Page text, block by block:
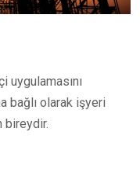
uygulamasını
bağlı olarak işyeri
bireydir.